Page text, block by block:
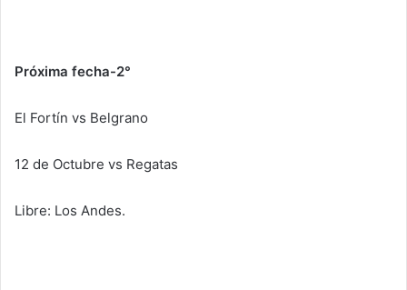
Próxima fecha-2°
El Fortín vs Belgrano
12 de Octubre vs Regatas
Libre: Los Andes.